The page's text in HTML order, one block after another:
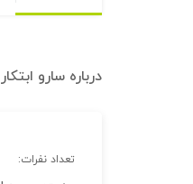
درباره سارو
تعداد نفرات: